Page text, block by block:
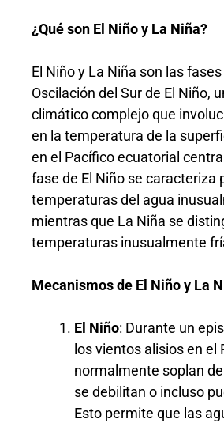
¿Qué son El Niño y La Niña?
El Niño y La Niña son las
Oscilación del Sur de El Niño,
climático complejo que
en la temperatura de la
en el Pacífico ecuatorial
fase de El Niño se caracteriza
temperaturas del agua
mientras que La Niña se
temperaturas inusualmente
Mecanismos de El Niño y La
El Niño: Durante un
los vientos alisios en el
normalmente soplan
se debilitan o incluso
Esto permite que las